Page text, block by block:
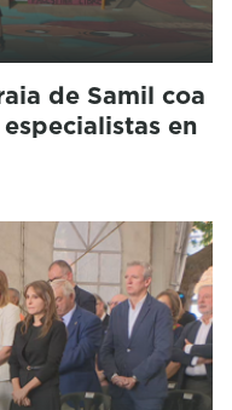
de Samil coa
en